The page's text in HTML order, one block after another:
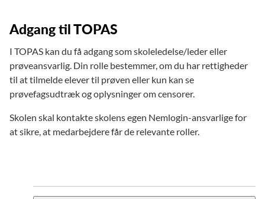
Adgang til TOPAS
I TOPAS kan du få adgang som skoleledelse/leder eller
prøveansvarlig. Din rolle bestemmer, om du har rettigheder
til at tilmelde elever til prøven eller kun kan se
prøvefagsudtræk og oplysninger om censorer.
Skolen skal kontakte skolens egen Nemlogin-ansvarlige for
at sikre, at medarbejdere får de relevante roller.